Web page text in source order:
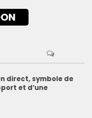
direct, symbole de
et d’une